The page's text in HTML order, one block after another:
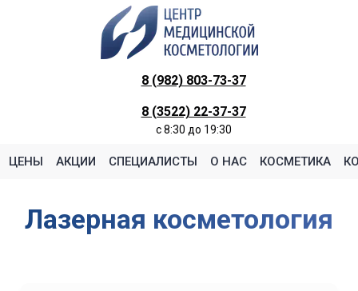
8 (982) 803-73-37
8 (3522) 22-37-37
c 8:30 до 19:30
ЦЕНЫ АКЦИИ СПЕЦИАЛИСТЫ О НАС КОСМЕТИКА
Лазерная косметология